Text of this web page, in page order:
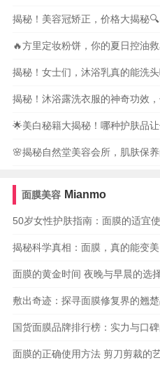
揭秘！美容冠矫正，价格大揭秘
🔥方里定妆粉饼，你的夏日控油
揭秘！女士们，沐浴乳真的能洗头
揭秘！沐浴露洗衣服的神奇功效
🌟美白秘籍大揭秘！哪种护肤品
🌸揭秘自然堂美容会所，肌肤保
面膜美容 Mianmo
50岁女性护肤指南：面膜的适宜
揭秘科学真相：面膜，真的能变
面膜的黄金时间 夜晚与早晨的选
敷出奇迹：探寻面膜修复界的翘
国货面膜品牌排行榜：实力与口
面膜的正确使用方法 剪刀剪裁的